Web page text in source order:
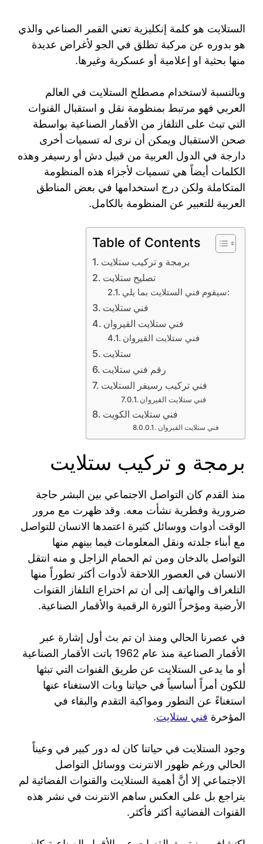
الستلايت هو كلمة إنكليزية تعني القمر الصناعي والذي
هو بدوره عن مركبة تطلق في الجو لأغراض عديدة
منها بحثية او إعلامية أو عسكرية وغيرها.
وبالنسبة لاستخدام مصطلح الستلايت في العالم
العربي فهو مرتبط بمنظومة نقل و استقبال القنوات
التي تبث على التلفاز من الأقمار الصناعية بواسطة
صحن الاستقبال ويمكن أن نرى له تسميات أخرى
دارجة في الدول العربية من قبيل دش أو رسيفر وهذه
الكلمات أيضاً هي تسميات لأجزاء هذه المنظومة
المتكاملة ولكن درج استخدامها في بعض المناطق
العربية للتعبير عن المنظومة بالكامل.
Table of Contents
برمجة و تركيب ستلايت
تصليح ستلايت
سيقوم فني الستلايت بما يلي:
فني ستلايت
فني ستلايت القيروان
فني ستلايت القيروان
ستلايت
رقم فني ستلايت
فني تركيب رسيفر الستلايت
فني ستلايت القيروان
فني ستلايت الكويت
فني ستلايت القيروان
برمجة و تركيب ستلايت
منذ القدم كان التواصل الاجتماعي بين البشر حاجة
ضرورية وفطرية نشأت معه. وقد ظهرت مع مرور
الوقت أدوات ووسائل كثيرة اعتمدها الانسان للتواصل
مع أبناء جلدته ونقل المعلومات فيما بينهم منها
التواصل بالدخان ومن ثم الحمام الزاجل و منه انتقل
الانسان في العصور اللاحقة لأدوات أكثر تطوراً منها
التلغراف والهاتف إلى أن تم اختراع التلفاز القنوات
الأرضية ومؤخراً الثورة الرقمية والأقمار الصناعية.
في عصرنا الحالي ومنذ ان تم بث أول إشارة عبر
الأقمار الصناعية منذ عام 1962 باتت الأقمار الصناعية
أو ما يدعى الستلايت عن طريق القنوات التي تبثها
للكون أمراً أساسياً في حياتنا وبات الاستغناء عنها
استغناءً عن التطور ومواكبة التقدم والبقاء في
المؤخرة فني ستلايت.
وجود الستلايت في حياتنا كان له دور كبير في وعيناً
الحالي ورغم ظهور الانترنت ووسائل التواصل
الاجتماعي إلا أنَّ أهمية الستلايت والقنوات الفضائية لم
يتراجع بل على العكس ساهم الانترنت في نشر هذه
القنوات الفضائية أكثر فأكثر.